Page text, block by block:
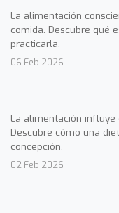
La alimentación
comida. Descubre qué
practicarla.
06 Feb 2026
La alimentación
Descubre cómo una
concepción.
02 Feb 2026